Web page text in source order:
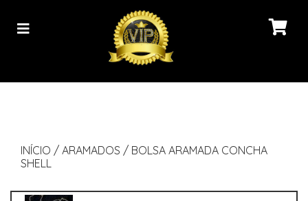
INÍCIO / ARAMADOS / BOLSA ARAMADA CONCHA
SHELL